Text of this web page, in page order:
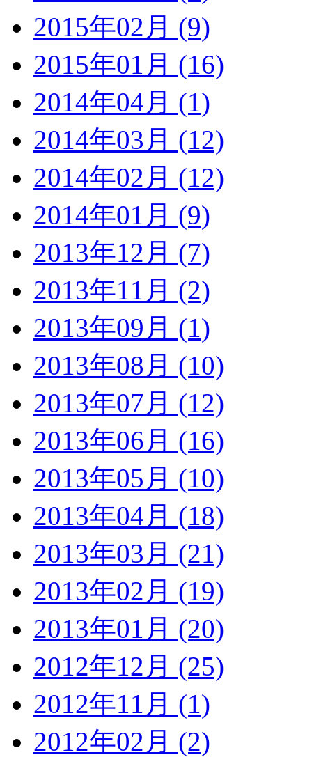
2015年02月 (9)
2015年01月 (16)
2014年04月 (1)
2014年03月 (12)
2014年02月 (12)
2014年01月 (9)
2013年12月 (7)
2013年11月 (2)
2013年09月 (1)
2013年08月 (10)
2013年07月 (12)
2013年06月 (16)
2013年05月 (10)
2013年04月 (18)
2013年03月 (21)
2013年02月 (19)
2013年01月 (20)
2012年12月 (25)
2012年11月 (1)
2012年02月 (2)